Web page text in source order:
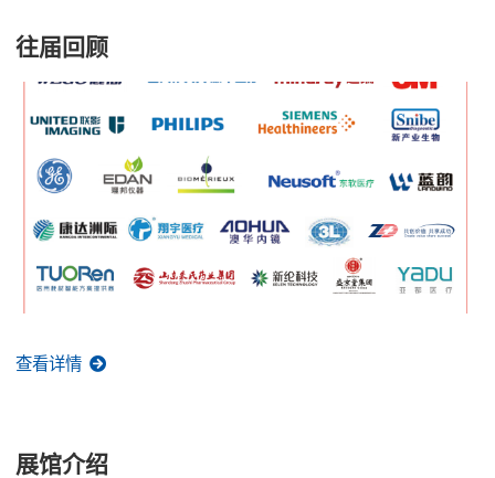
往届回顾
查看详情
展馆介绍